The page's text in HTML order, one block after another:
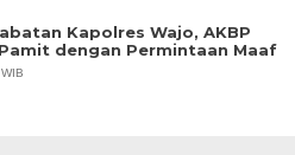
Kapolres Wajo, AKBP
dengan Permintaan Maaf